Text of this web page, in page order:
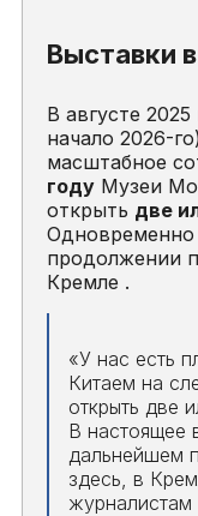
Выставки
В августе
начало 2026-
масштабное
году Музеи
открыть две
Одновременно
продолжении
Кремле .
«У нас есть
Китаем на
открыть две
В настоящее
дальнейшем
здесь, в
журналистам